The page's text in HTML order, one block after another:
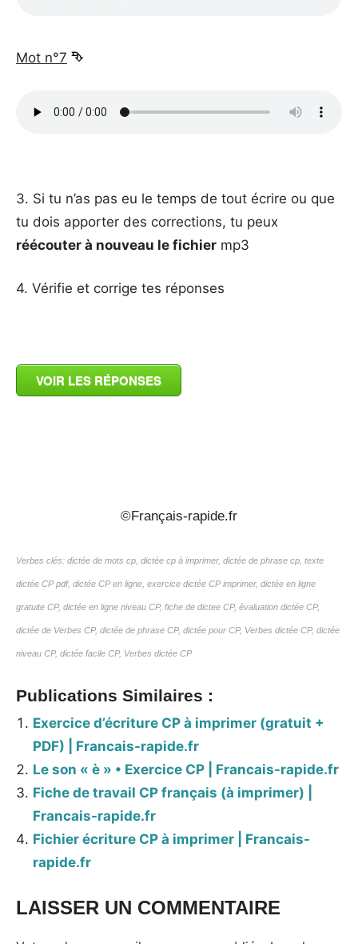
Mot n°7 ⮷
3. Si tu n’as pas eu le temps de tout écrire ou que
tu dois apporter des corrections, tu peux
réécouter à nouveau le fichier mp3
4. Vérifie et corrige tes réponses
VOIR LES RÉPONSES
©Français-rapide.fr
Verbes clés: dictée de mots cp, dictée cp à imprimer, dictée de phrase cp, texte
dictée CP pdf, dictée CP en ligne, exercice dictée CP imprimer, dictée en ligne
gratuite CP, dictée en ligne niveau CP, fiche de dictee CP, évaluation dictée CP,
dictée de Verbes CP, dictée de phrase CP, dictée pour CP, Verbes dictée CP, dictée
niveau CP, dictée facile CP, Verbes dictée CP
Publications Similaires :
Exercice d’écriture CP à imprimer (gratuit +
PDF) | Francais-rapide.fr
Le son « è » • Exercice CP | Francais-rapide.fr
Fiche de travail CP français (à imprimer) |
Francais-rapide.fr
Fichier écriture CP à imprimer | Francais-
rapide.fr
LAISSER UN COMMENTAIRE